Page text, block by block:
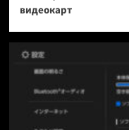
видеокарт